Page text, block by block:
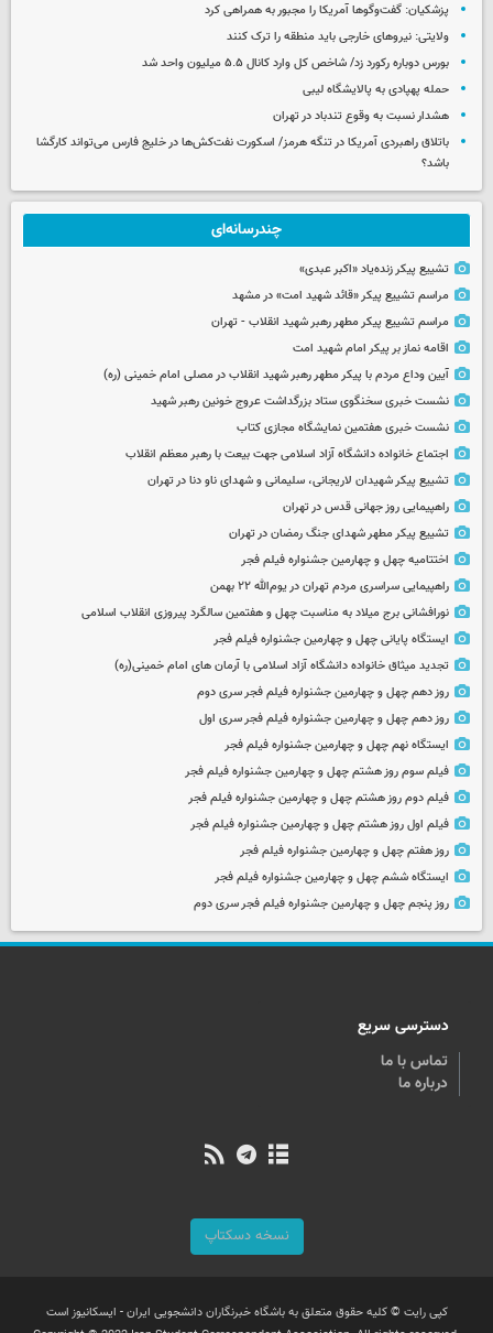
پزشکیان: گفت‌وگوها آمریکا را مجبور به همراهی کرد
ولایتی: نیروهای خارجی باید منطقه را ترک کنند
بورس دوباره رکورد زد/ شاخص کل وارد کانال ۵.۵ میلیون واحد شد
حمله پهپادی به پالایشگاه لیبی
هشدار نسبت به وقوع تندباد در تهران
باتلاق راهبردی آمریکا در تنگه هرمز/ اسکورت نفت‌کش‌ها در خلیج فارس می‌تواند کارگشا
باشد؟
چندرسانه‌ای
تشییع پیکر زنده‌یاد «اکبر عبدی»
مراسم تشییع پیکر «قائد شهید امت» در مشهد
مراسم تشییع پیکر مطهر رهبر شهید انقلاب - تهران
اقامه نماز بر پیکر امام شهید امت
آیین وداع مردم با پیکر مطهر رهبر شهید انقلاب در مصلی امام خمینی (ره)
نشست خبری سخنگوی ستاد بزرگداشت عروج خونین رهبر شهید
نشست خبری هفتمین نمایشگاه مجازی کتاب
اجتماع خانواده دانشگاه آزاد اسلامی جهت بیعت با رهبر معظم انقلاب
تشییع پیکر شهیدان لاریجانی، سلیمانی و شهدای ناو دنا در تهران
راهپیمایی روز جهانی قدس در تهران
تشییع پیکر مطهر شهدای جنگ رمضان در تهران
اختتامیه چهل و چهارمین جشنواره فیلم فجر
راهپیمایی سراسری مردم تهران در یوم‌الله ۲۲ بهمن
نورافشانی برج میلاد به مناسبت چهل‌ و هفتمین سالگرد پیروزی انقلاب اسلامی
ایستگاه پایانی چهل و چهارمین جشنواره فیلم فجر
تجدید میثاق خانواده دانشگاه آزاد اسلامی با آرمان های امام خمینی(ره)
روز دهم چهل و چهارمین جشنواره فیلم فجر سری دوم
روز دهم چهل و چهارمین جشنواره فیلم فجر سری اول
ایستگاه نهم چهل و چهارمین جشنواره فیلم فجر
فیلم سوم روز هشتم چهل و چهارمین جشنواره فیلم فجر
فیلم دوم روز هشتم چهل و چهارمین جشنواره فیلم فجر
فیلم اول روز هشتم چهل و چهارمین جشنواره فیلم فجر
روز هفتم چهل و چهارمین جشنواره فیلم فجر
ایستگاه ششم چهل و چهارمین جشنواره فیلم فجر
روز پنجم چهل و چهارمین جشنواره فیلم فجر سری دوم
دسترسی سریع
تماس با ما
درباره ما
نسخه دسکتاپ
کپی رایت © کلیه حقوق متعلق به باشگاه خبرنگاران دانشجویی ایران - ایسکانیوز است